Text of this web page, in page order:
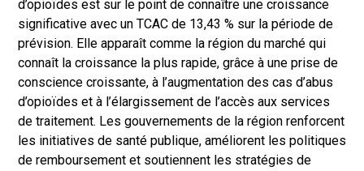
d’opioïdes est sur le point de connaître une croissance
significative avec un TCAC de 13,43 % sur la période de
prévision. Elle apparaît comme la région du marché qui
connaît la croissance la plus rapide, grâce à une prise de
conscience croissante, à l’augmentation des cas d’abus
d’opioïdes et à l’élargissement de l’accès aux services
de traitement. Les gouvernements de la région renforcent
les initiatives de santé publique, améliorent les politiques
de remboursement et soutiennent les stratégies de